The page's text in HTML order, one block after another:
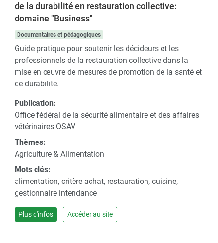
de la durabilité en restauration collective:
domaine "Business"
Documentaires et pédagogiques
Guide pratique pour soutenir les décideurs et les
professionnels de la restauration collective dans la
mise en œuvre de mesures de promotion de la santé et
de durabilité.
Publication:
Office fédéral de la sécurité alimentaire et des affaires
vétérinaires OSAV
Thèmes:
Agriculture & Alimentation
Mots clés:
alimentation, critère achat, restauration, cuisine,
gestionnaire intendance
Plus d'infos Accéder au site